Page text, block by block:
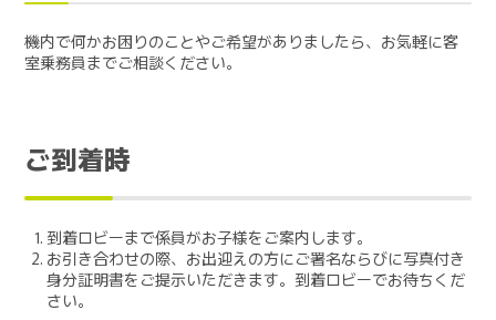
機内で何かお困りのことやご希望がありましたら、お気軽に客
室乗務員までご相談ください。
ご到着時
到着ロビーまで係員がお子様をご案内します。
お引き合わせの際、お出迎えの方にご署名ならびに写真付き
身分証明書をご提示いただきます。到着ロビーでお待ちくだ
さい。